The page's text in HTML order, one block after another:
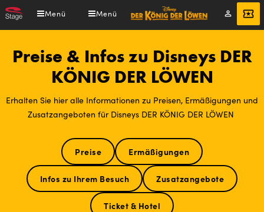
Direkt
zum
Menü Menü
Mein
Konto
Angebot
Preise & Infos zu Disneys DER
KÖNIG DER LÖWEN
Erhalten Sie hier alle Informationen zu Preisen, Ermäßigungen und
Zusatzangeboten für Disneys DER KÖNIG DER LÖWEN
Preise Ermäßigungen
Infos zu Ihrem Besuch Zusatzangebote
Ticket & Hotel